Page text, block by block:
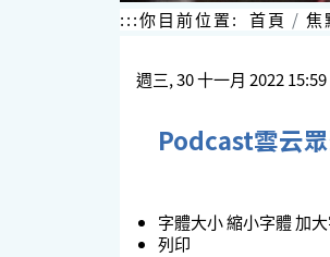
:::你目前位置: 首頁 焦
週三, 30 十一月 2022 15:59
Podcast雲云
字體大小縮小字體加
列印